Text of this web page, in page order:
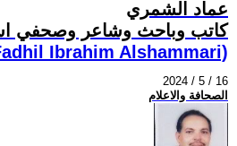
عماد الشمري
كاتب وباحث وشاعر وصحفي
Ibrahim Alshammari)
2024 / 5 / 16
الصحافة والاعلام